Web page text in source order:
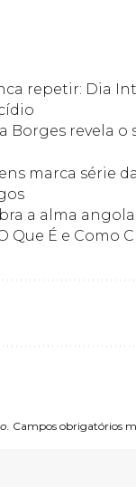
repetir: Dia
Borges revela
marca série
a alma
Que É e Como
Campos obrigatórios